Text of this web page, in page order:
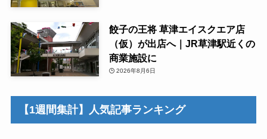
餃子の王将 草津エイスクエア店
（仮）が出店へ｜JR草津駅近くの
商業施設に
2026年8月6日
【1週間集計】人気記事ランキング